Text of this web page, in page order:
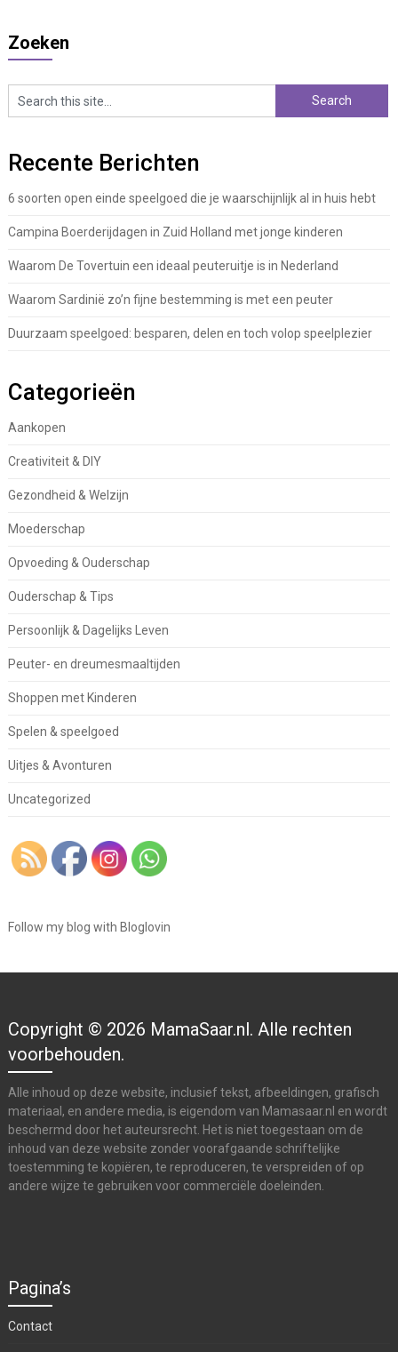
Zoeken
Recente Berichten
6 soorten open einde speelgoed die je waarschijnlijk al in huis hebt
Campina Boerderijdagen in Zuid Holland met jonge kinderen
Waarom De Tovertuin een ideaal peuteruitje is in Nederland
Waarom Sardinië zo’n fijne bestemming is met een peuter
Duurzaam speelgoed: besparen, delen en toch volop speelplezier
Categorieën
Aankopen
Creativiteit & DIY
Gezondheid & Welzijn
Moederschap
Opvoeding & Ouderschap
Ouderschap & Tips
Persoonlijk & Dagelijks Leven
Peuter- en dreumesmaaltijden
Shoppen met Kinderen
Spelen & speelgoed
Uitjes & Avonturen
Uncategorized
Follow my blog with Bloglovin
Copyright © 2026 MamaSaar.nl. Alle rechten
voorbehouden.
Alle inhoud op deze website, inclusief tekst, afbeeldingen, grafisch
materiaal, en andere media, is eigendom van Mamasaar.nl en wordt
beschermd door het auteursrecht. Het is niet toegestaan om de
inhoud van deze website zonder voorafgaande schriftelijke
toestemming te kopiëren, te reproduceren, te verspreiden of op
andere wijze te gebruiken voor commerciële doeleinden.
Pagina’s
Contact